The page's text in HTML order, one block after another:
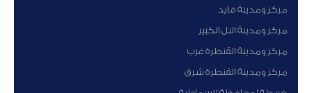
مركز ومدينة فايد
مركز ومدينة التل الكبير
مركز ومدينة القنطرة غرب
مركز ومدينة القنطرة شرق